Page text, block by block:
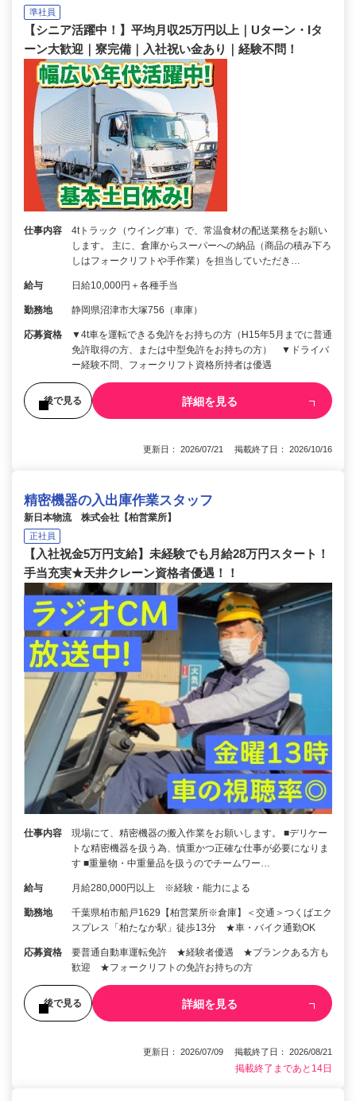
準社員
【シニア活躍中！】平均月収25万円以上｜Uターン・Iタ
ーン大歓迎｜寮完備｜入社祝い金あり｜経験不問！
仕事内容
4tトラック（ウイング車）で、常温食材の配送業務をお願い
します。 主に、倉庫からスーパーへの納品（商品の積み下ろ
しはフォークリフトや手作業）を担当していただき…
給与 日給10,000円＋各種手当
勤務地 静岡県沼津市大塚756（車庫）
応募資格
▼4t車を運転できる免許をお持ちの方（H15年5月までに普通
免許取得の方、または中型免許をお持ちの方） ▼ドライバ
ー経験不問、フォークリフト資格所持者は優遇
後で見る 詳細を見る
更新日： 2026/07/21 掲載終了日： 2026/10/16
精密機器の入出庫作業スタッフ
新日本物流 株式会社【柏営業所】
正社員
【入社祝金5万円支給】未経験でも月給28万円スタート！
手当充実★天井クレーン資格者優遇！！
仕事内容
現場にて、精密機器の搬入作業をお願いします。 ■デリケー
トな精密機器を扱う為、慎重かつ正確な仕事が必要になりま
す ■重量物・中重量品を扱うのでチームワー…
給与 月給280,000円以上 ※経験・能力による
勤務地
千葉県柏市船戸1629【柏営業所※倉庫】＜交通＞つくばエク
スプレス「柏たなか駅」徒歩13分 ★車・バイク通勤OK
応募資格
要普通自動車運転免許 ★経験者優遇 ★ブランクある方も
歓迎 ★フォークリフトの免許お持ちの方
後で見る 詳細を見る
更新日： 2026/07/09 掲載終了日： 2026/08/21
掲載終了まであと14日